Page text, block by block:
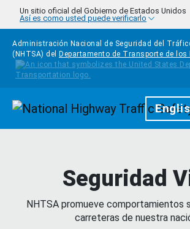
Pasar al contenido principal
Un sitio oficial del Gobierno de Estados Unidos
Así es como usted puede verificarlo
Administración Nacional de Seguridad del
(NHTSA) del
Departamento de Transporte de
Homepage
Seguridad
NHTSA promueve comportamientos
carreteras de nuestra